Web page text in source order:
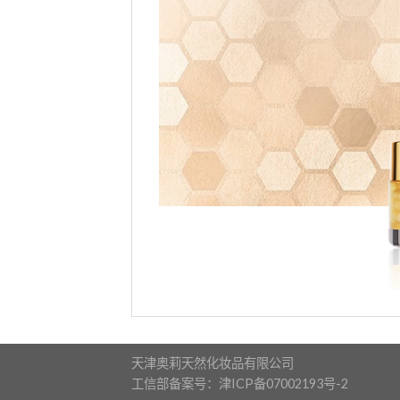
天津奥莉天然化妆品有限公司
工信部备案号：津ICP备07002193号-2